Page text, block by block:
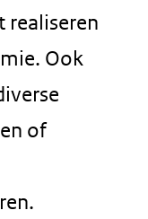
realiseren
Ook
of